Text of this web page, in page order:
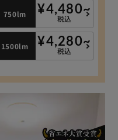
750lm ¥4,480~
税込
1500lm ¥4,280~
税込